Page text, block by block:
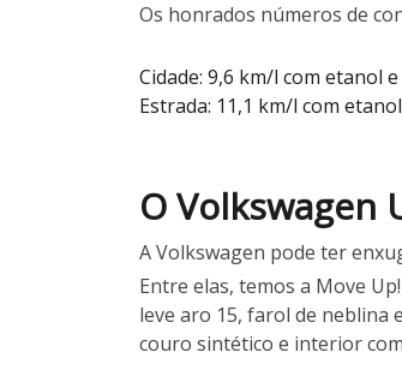
Os honrados números de
Cidade: 9,6 km/l com etanol
Estrada: 11,1 km/l com
O Volkswagen
A Volkswagen pode ter
Entre elas, temos a Move
leve aro 15, farol de neblina
couro sintético e interior